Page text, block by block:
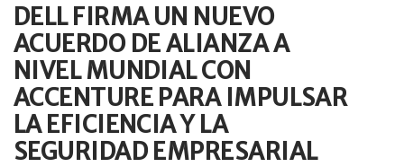
Home
Empresa DELL FIRMA UN…
DELL FIRMA UN NUEVO
ACUERDO DE ALIANZA A
NIVEL MUNDIAL CON
ACCENTURE PARA IMPULSAR
LA EFICIENCIA Y LA
SEGURIDAD EMPRESARIAL